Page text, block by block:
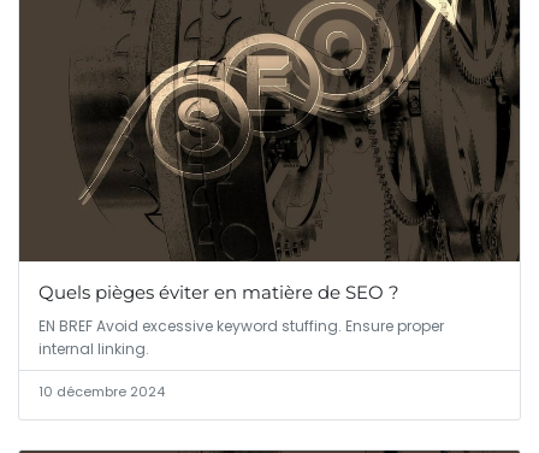
Quels pièges éviter en matière de SEO ?
EN BREF Avoid excessive keyword stuffing. Ensure proper
internal linking.
10 décembre 2024